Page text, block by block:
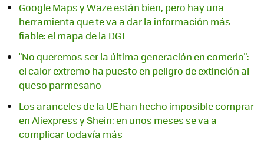
Google Maps y Waze están bien, pero hay una
herramienta que te va a dar la información más
fiable: el mapa de la DGT
"No queremos ser la última generación en comerlo":
el calor extremo ha puesto en peligro de extinción al
queso parmesano
Los aranceles de la UE han hecho imposible comprar
en Aliexpress y Shein: en unos meses se va a
complicar todavía más